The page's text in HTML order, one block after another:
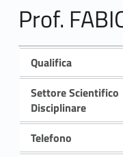
Prof.
Qualifica
Settore Scientifico
Disciplinare
Telefono